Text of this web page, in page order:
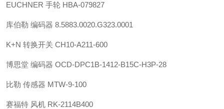
EUCHNER 手轮 HBA-079827
库伯勒 编码器 8.5883.0020.G323.0001
K+N 转换开关 CH10-A211-600
博思堂 编码器 OCD-DPC1B-1412-B15C-H3P-28
比勒 传感器 MTW-9-100
赛福特 风机 RK-2114B400